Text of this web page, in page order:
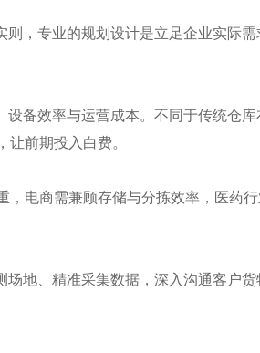
，专业的规划设计是立足企业实际需
备效率与运营成本。不同于传统仓库
前期投入白费。
电商需兼顾存储与分拣效率，医药
地、精准采集数据，深入沟通客户